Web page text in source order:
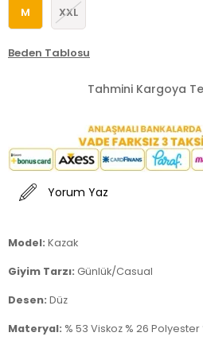
M XXL
Beden Tablosu
Tahmini Kargoya
Yorum Yaz
Model: Kazak
Giyim Tarzı: Günlük/Casual
Desen: Düz
Materyal: % 53 Viskoz % 26 Polyester